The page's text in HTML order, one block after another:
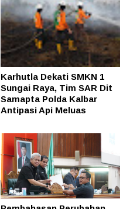
Karhutla Dekati SMKN 1
Sungai Raya, Tim SAR Dit
Samapta Polda Kalbar
Antipasi Api Meluas